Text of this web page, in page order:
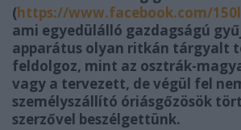
(https://www.facebook.com/
ami egyedülálló gazdagságú
apparátus olyan ritkán tárgyalt
feldolgoz, mint az osztrák-
vagy a tervezett, de végül fel
személyszállító óriásgőzösök
szerzővel beszélgettünk.